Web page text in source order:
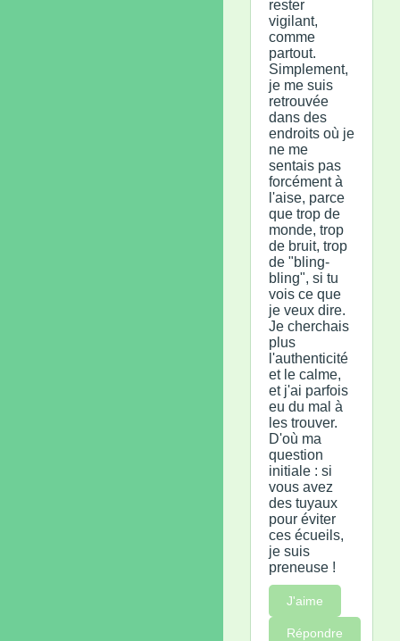
rester
vigilant,
comme
partout.
Simplement,
je me suis
retrouvée
dans des
endroits où je
ne me
sentais pas
forcément à
l'aise, parce
que trop de
monde, trop
de bruit, trop
de "bling-
bling", si tu
vois ce que
je veux dire.
Je cherchais
plus
l'authenticité
et le calme,
et j'ai parfois
eu du mal à
les trouver.
D'où ma
question
initiale : si
vous avez
des tuyaux
pour éviter
ces écueils,
je suis
preneuse !
J'aime
Répondre